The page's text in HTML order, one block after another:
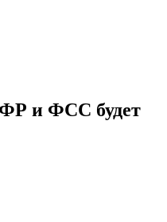
и ФСС будет